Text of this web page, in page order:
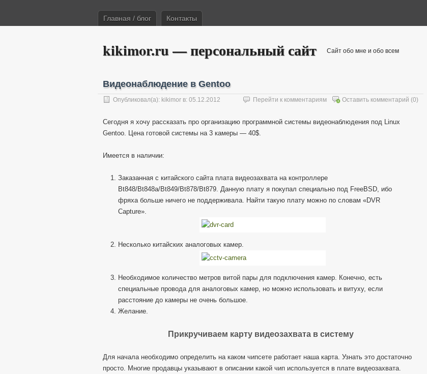
Главная / блог Контакты
kikimor.ru — персональный сайт Сайт обо мне и обо всем
Видеонаблюдение в Gentoo
Опубликовал(а): kikimor в: 05.12.2012 Оставить комментарий (0)
Перейти к комментариям
Сегодня я хочу рассказать про организацию программной системы видеонаблюдения под Linux
Gentoo. Цена готовой системы на 3 камеры — 40$.
Имеется в наличии:
Заказанная с китайского сайта плата видеозахвата на контроллере
Bt848/Bt848a/Bt849/Bt878/Bt879. Данную плату я покупал специально под FreeBSD, ибо
фряха больше ничего не поддерживала. Найти такую плату можно по словам «DVR
Capture».
Несколько китайских аналоговых камер.
Необходимое количество метров витой пары для подключения камер. Конечно, есть
специальные провода для аналоговых камер, но можно использовать и витуху, если
расстояние до камеры не очень большое.
Желание.
Прикручиваем карту видеозахвата в систему
Для начала необходимо определить на каком чипсете работает наша карта. Узнать это достаточно
просто. Многие продавцы указывают в описании какой чип используется в плате видеозахвата.